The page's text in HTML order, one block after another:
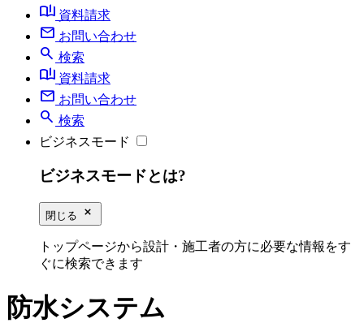
book_ribbon 資料請求
mail お問い合わせ
search 検索
book_ribbon 資料請求
mail お問い合わせ
search 検索
ビジネスモード
ビジネスモードとは?
閉じる close_small
トップページから設計・施工者の方に必要な情報をす
ぐに検索できます
防水システム